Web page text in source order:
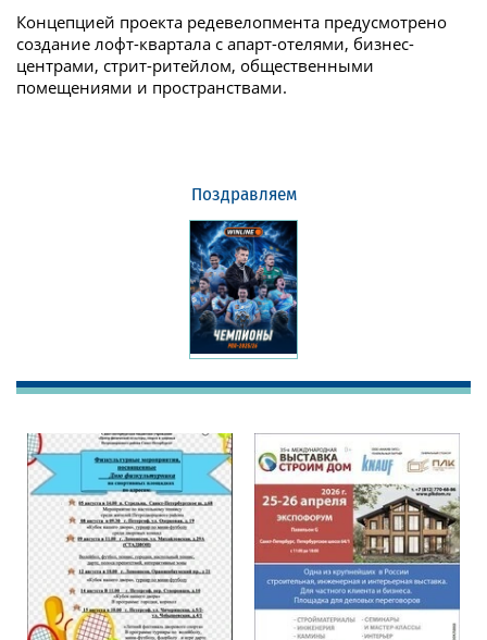
Концепцией проекта редевелопмента предусмотрено
создание лофт-квартала с апарт-отелями, бизнес-
центрами, стрит-ритейлом, общественными
помещениями и пространствами.
Поздравляем